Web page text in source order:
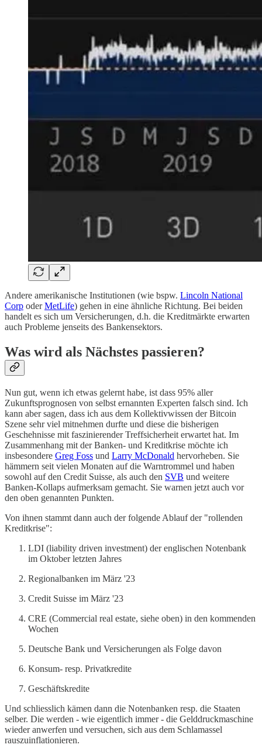
Andere amerikanische Institutionen (wie bspw. Lincoln National
Corp oderMetLife) gehen in eine ähnliche Richtung. Bei beiden
handelt es sich um Versicherungen, d.h. die Kreditmärkte erwarten
auch Probleme jenseits des Bankensektors.
Was wird als Nächstes passieren?
Nun gut, wenn ich etwas gelernt habe, ist dass 95% aller
Zukunftsprognosen von selbst ernannten Experten falsch sind. Ich
kann aber sagen, dass ich aus dem Kollektivwissen der Bitcoin
Szene sehr viel mitnehmen durfte und diese die bisherigen
Geschehnisse mit faszinierender Treffsicherheit erwartet hat. Im
Zusammenhang mit der Banken- und Kreditkrise möchte ich
insbesondere Greg Foss und Larry McDonald hervorheben. Sie
hämmern seit vielen Monaten auf die Warntrommel und haben
sowohl auf den Credit Suisse, als auch den SVB und weitere
Banken-Kollaps aufmerksam gemacht. Sie warnen jetzt auch vor
den oben genannten Punkten.
Von ihnen stammt dann auch der folgende Ablauf der "rollenden
Kreditkrise":
LDI (liability driven investment) der englischen Notenbank
im Oktober letzten Jahres
Regionalbanken im März '23
Credit Suisse im März '23
CRE (Commercial real estate, siehe oben) in den kommenden
Wochen
Deutsche Bank und Versicherungen als Folge davon
Konsum- resp. Privatkredite
Geschäftskredite
Und schliesslich kämen dann die Notenbanken resp. die Staaten
selber. Die werden - wie eigentlich immer - die Gelddruckmaschine
wieder anwerfen und versuchen, sich aus dem Schlamassel
rauszuinflationieren.